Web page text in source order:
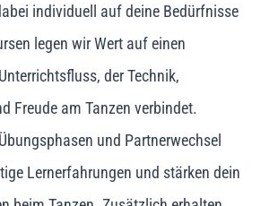
individuell auf deine Bedürfnisse
legen wir Wert auf einen
der Technik,
Freude am Tanzen verbindet.
und Partnerwechsel
Lernerfahrungen und stärken dein